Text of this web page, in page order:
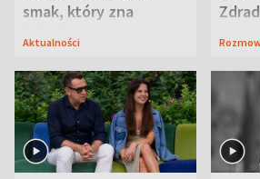
smak, który zna
Lubelszczyzna
Aktualności